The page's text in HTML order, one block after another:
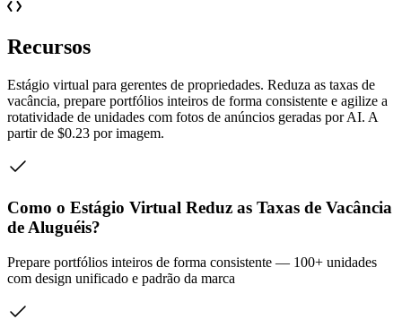
Recursos
Estágio virtual para gerentes de propriedades. Reduza as taxas de
vacância, prepare portfólios inteiros de forma consistente e agilize a
rotatividade de unidades com fotos de anúncios geradas por AI. A
partir de $0.23 por imagem.
Como o Estágio Virtual Reduz as Taxas de Vacância
de Aluguéis?
Prepare portfólios inteiros de forma consistente — 100+ unidades
com design unificado e padrão da marca